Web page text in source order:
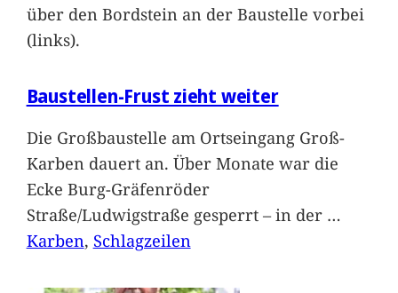
über den Bordstein an der Baustelle vorbei
(links).
Baustellen-Frust zieht weiter
Die Großbaustelle am Ortseingang Groß-
Karben dauert an. Über Monate war die
Ecke Burg-Gräfenröder
Straße/Ludwigstraße gesperrt – in der …
Karben, Schlagzeilen